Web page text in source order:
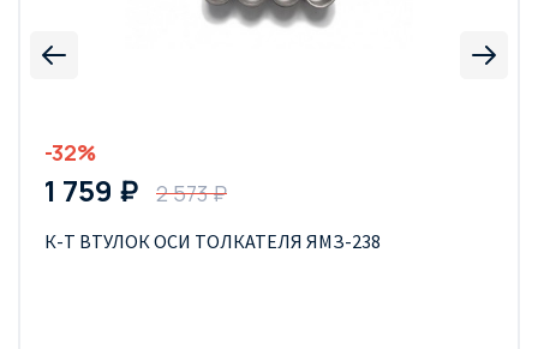
-32%
1 759 ₽ 2 573 ₽
К-Т ВТУЛОК ОСИ ТОЛКАТЕЛЯ ЯМЗ-238